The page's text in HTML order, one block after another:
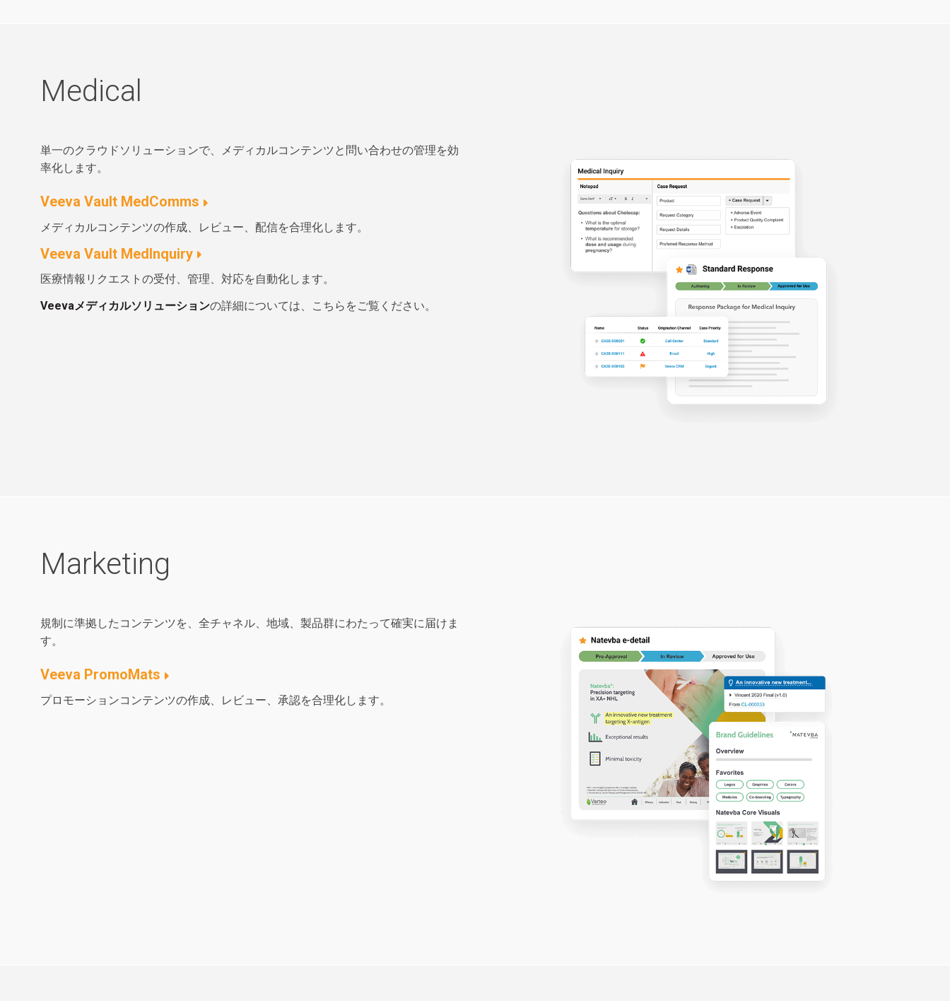
Medical
単一のクラウドソリューションで、メディカルコンテンツと問い合わせの管理を効
率化します。
Veeva Vault MedComms
メディカルコンテンツの作成、レビュー、配信を合理化します。
Veeva Vault MedInquiry
医療情報リクエストの受付、管理、対応を自動化します。
Veevaメディカルソリューションの詳細については、こちらをご覧ください。
Marketing
規制に準拠したコンテンツを、全チャネル、地域、製品群にわたって確実に届けま
す。
Veeva PromoMats
プロモーションコンテンツの作成、レビュー、承認を合理化します。